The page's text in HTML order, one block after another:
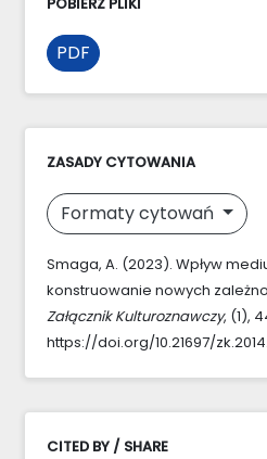
PDF
ZASADY CYTOWANIA
Formaty cytowań
Smaga, A. (2023). Wpływ
konstruowanie nowych
Załącznik Kulturoznawczy, (1),
https://doi.org/10.21697/
CITED BY / SHARE